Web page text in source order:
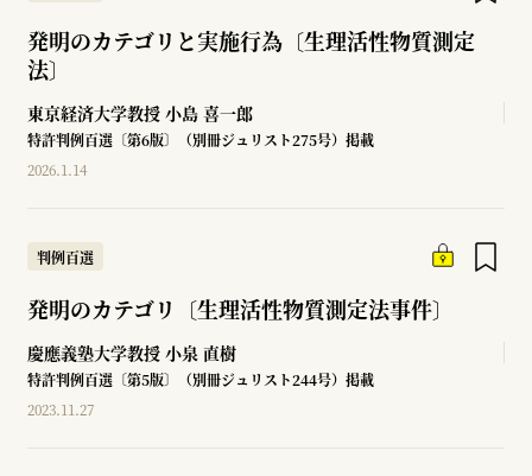
発明のカテゴリと実施行為〔生理活性物質測定
法〕
東京経済大学教授 小島 喜一郎
特許判例百選〔第6版〕（別冊ジュリスト275号）掲載
2026.1.14
判例百選
発明のカテゴリ〔生理活性物質測定法事件〕
慶應義塾大学教授 小泉 直樹
特許判例百選〔第5版〕（別冊ジュリスト244号）掲載
2023.11.27